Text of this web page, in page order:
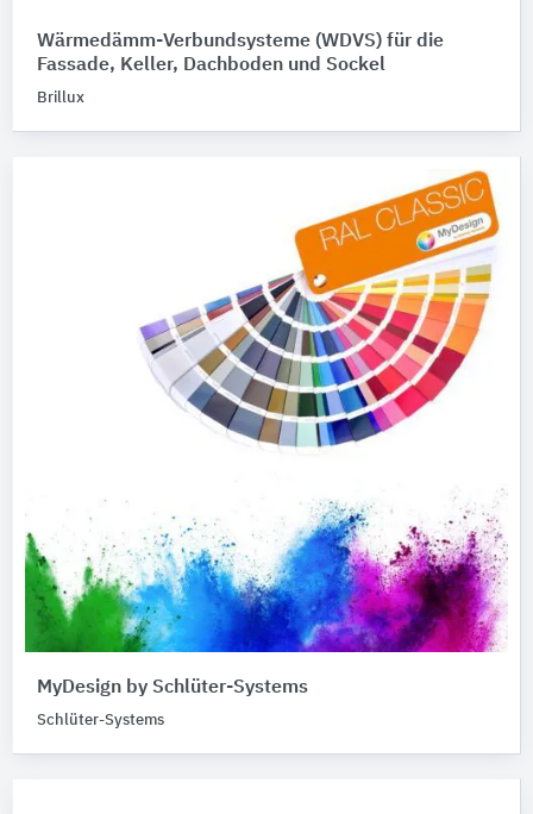
Wärmedämm-Verbundsysteme (WDVS) für die
Fassade, Keller, Dachboden und Sockel
Brillux
MyDesign by Schlüter-Systems
Schlüter-Systems